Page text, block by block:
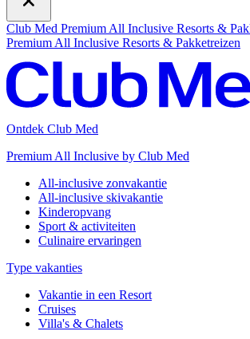
Club Med Premium All Inclusive Resorts &
Premium All Inclusive Resorts & Pakketreizen
Ontdek Club Med
Premium All Inclusive by Club Med
All-inclusive zonvakantie
All-inclusive skivakantie
Kinderopvang
Sport & activiteiten
Culinaire ervaringen
Type vakanties
Vakantie in een Resort
Cruises
Villa's & Chalets